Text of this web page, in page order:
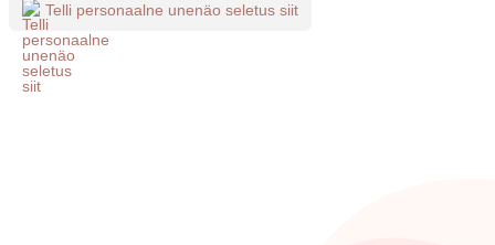
Telli personaalne unenäo seletus siit